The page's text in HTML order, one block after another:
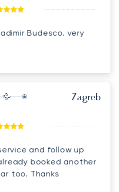
Budesco. very
Zagreb
and follow up
booked another
too. Thanks